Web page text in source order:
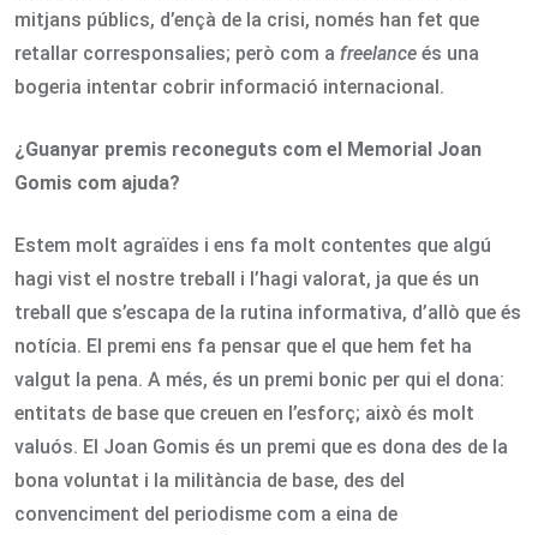
mitjans públics, d’ençà de la crisi, només han fet que
retallar corresponsalies; però com a freelance és una
bogeria intentar cobrir informació internacional.
¿Guanyar premis reconeguts com el Memorial Joan
Gomis com ajuda?
Estem molt agraïdes i ens fa molt contentes que algú
hagi vist el nostre treball i l’hagi valorat, ja que és un
treball que s’escapa de la rutina informativa, d’allò que és
notícia. El premi ens fa pensar que el que hem fet ha
valgut la pena. A més, és un premi bonic per qui el dona:
entitats de base que creuen en l’esforç; això és molt
valuós. El Joan Gomis és un premi que es dona des de la
bona voluntat i la militància de base, des del
convenciment del periodisme com a eina de